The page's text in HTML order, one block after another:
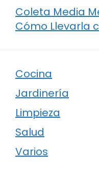
Coleta Media
Cómo Llevarla
Cocina
Jardinería
Limpieza
Salud
Varios